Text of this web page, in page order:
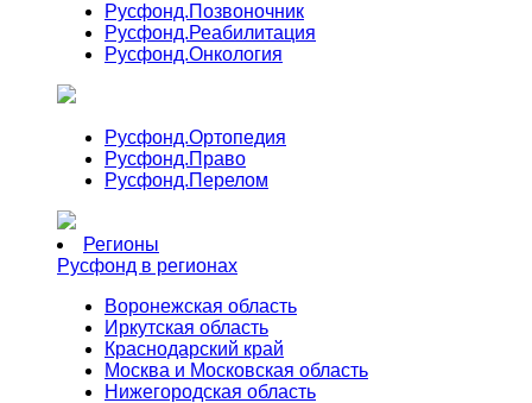
Русфонд.Позвоночник
Русфонд.Реабилитация
Русфонд.Онкология
Русфонд.Ортопедия
Русфонд.Право
Русфонд.Перелом
Регионы
Русфонд в регионах
Воронежская область
Иркутская область
Краснодарский край
Москва и Московская область
Нижегородская область